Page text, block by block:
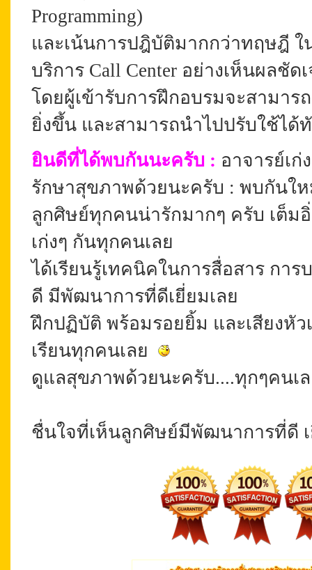
Programming)
และเน้นการปฎิบัติมากกว่าทฤษฎี
บริการ Call Center อย่างเห็นผลชัด
โดยผู้เข้ารับการฝึกอบรมจะสามา
ยิ่งขึ้น และสามารถนำไปปรับใช้ได้
ยินดีที่ได้พบกันนะครับ : อาจารย์เ
รักษาสุขภาพด้วยนะครับ : พบกันให
ลูกศิษย์ทุกคนน่ารักมากๆ ครับ เต็ม
เก่งๆ กันทุกคนเลย
ได้เรียนรู้เทคนิคในการสื่อสาร กา
ดี มีพัฒนาการที่ดีเยี่ยมเลย
ฝึกปฏิบัติ พร้อมรอยยิ้ม และเสียงหัว
เรียนทุกคนเลย
ดูแลสุขภาพด้วยนะครับ....ทุกๆคนเ
ชื่นใจที่เห็นลูกศิษย์มีพัฒนาการที่ดี เ